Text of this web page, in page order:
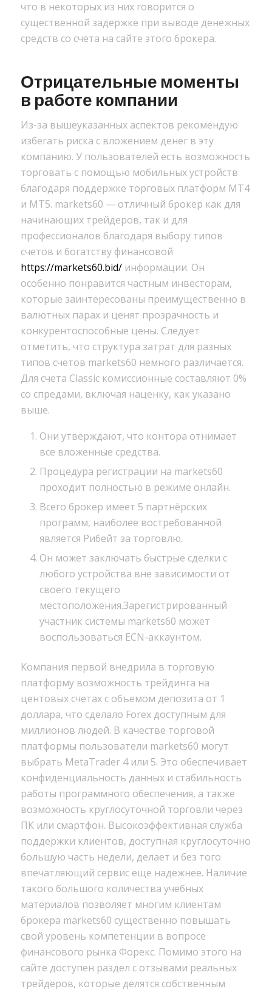
что в некоторых из них говорится о
существенной задержке при выводе денежных
средств со счёта на сайте этого брокера.
Отрицательные моменты
в работе компании
Из-за вышеуказанных аспектов рекомендую
избегать риска с вложением денег в эту
компанию. У пользователей есть возможность
торговать с помощью мобильных устройств
благодаря поддержке торговых платформ MT4
и MT5. markets60 — отличный брокер как для
начинающих трейдеров, так и для
профессионалов благодаря выбору типов
счетов и богатству финансовой
https://markets60.bid/информации. Он
особенно понравится частным инвесторам,
которые заинтересованы преимущественно в
валютных парах и ценят прозрачность и
конкурентоспособные цены. Следует
отметить, что структура затрат для разных
типов счетов markets60 немного различается.
Для счета Classic комиссионные составляют 0%
со спредами, включая наценку, как указано
выше.
Они утверждают, что контора отнимает
все вложенные средства.
Процедура регистрации на markets60
проходит полностью в режиме онлайн.
Всего брокер имеет 5 партнёрских
программ, наиболее востребованной
является Рибейт за торговлю.
Он может заключать быстрые сделки с
любого устройства вне зависимости от
своего текущего
местоположения.Зарегистрированный
участник системы markets60 может
воспользоваться ECN-аккаунтом.
Компания первой внедрила в торговую
платформу возможность трейдинга на
центовых счетах с объемом депозита от 1
доллара, что сделало Forex доступным для
миллионов людей. В качестве торговой
платформы пользователи markets60 могут
выбрать MetaTrader 4 или 5. Это обеспечивает
конфиденциальность данных и стабильность
работы программного обеспечения, а также
возможность круглосуточной торговли через
ПК или смартфон. Высокоэффективная служба
поддержки клиентов, доступная круглосуточно
большую часть недели, делает и без того
впечатляющий сервис еще надежнее. Наличие
такого большого количества учебных
материалов позволяет многим клиентам
брокера markets60 существенно повышать
свой уровень компетенции в вопросе
финансового рынка Форекс. Помимо этого на
сайте доступен раздел с отзывами реальных
трейдеров, которые делятся собственным